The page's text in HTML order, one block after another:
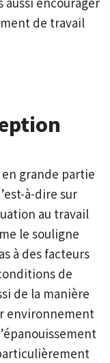
de travail
grande partie
à-dire sur
au travail
le souligne
à des facteurs
de
de la manière
environnement